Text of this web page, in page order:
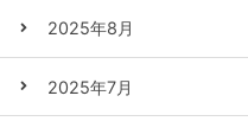
2025年8月
2025年7月